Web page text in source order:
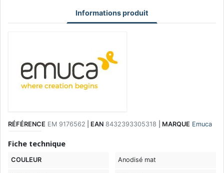
Informations produit
RÉFÉRENCE EM 9176562 EAN 8432393305318 MARQUE Emuca
Fiche technique
COULEUR Anodisé mat